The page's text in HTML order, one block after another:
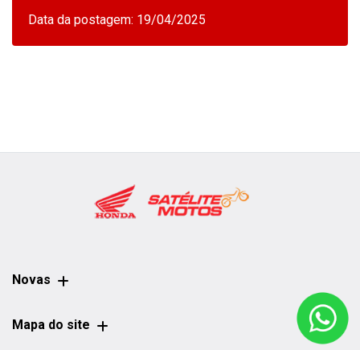
Data da postagem: 19/04/2025
Novas
Mapa do site